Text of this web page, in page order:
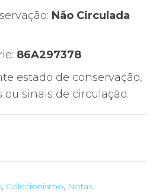
Não Circulada
86A297378
estado de conservação,
ou sinais de circulação.
, Colecionismo, Notas